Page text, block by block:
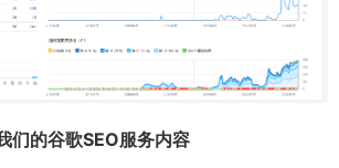
们的谷歌SEO服务内容